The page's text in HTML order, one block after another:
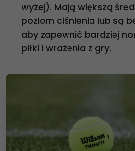
wyżej). Mają większą
poziom ciśnienia lub są
aby zapewnić bardziej
piłki i wrażenia z gry.